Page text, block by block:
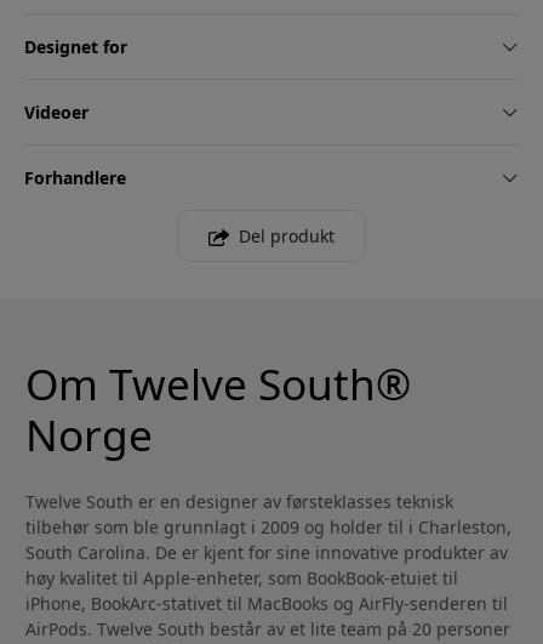
Designet for
Videoer
Forhandlere
Del produkt
Om Twelve South®
Norge
Twelve South er en designer av førsteklasses teknisk
tilbehør som ble grunnlagt i 2009 og holder til i Charleston,
South Carolina. De er kjent for sine innovative produkter av
høy kvalitet til Apple-enheter, som BookBook-etuiet til
iPhone, BookArc-stativet til MacBooks og AirFly-senderen til
AirPods. Twelve South består av et lite team på 20 personer